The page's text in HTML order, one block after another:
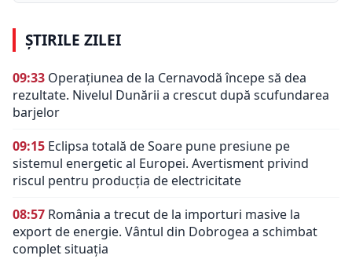
ȘTIRILE ZILEI
09:33 Operațiunea de la Cernavodă începe să dea
rezultate. Nivelul Dunării a crescut după scufundarea
barjelor
09:15 Eclipsa totală de Soare pune presiune pe
sistemul energetic al Europei. Avertisment privind
riscul pentru producția de electricitate
08:57 România a trecut de la importuri masive la
export de energie. Vântul din Dobrogea a schimbat
complet situația